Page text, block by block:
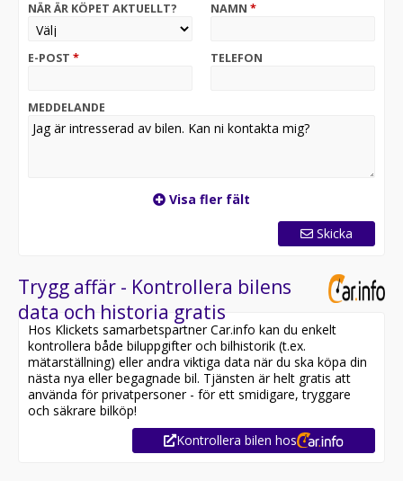
BYTESRÄTT.
önskas.
NÄR ÄR KÖPET AKTUELLT? NAMN *
E-POST * TELEFON
MEDDELANDE
Visa fler fält
Skicka
Trygg affär - Kontrollera bilens
data och historia gratis
Hos Klickets samarbetspartner Car.info kan du enkelt
kontrollera både biluppgifter och bilhistorik (t.ex.
mätarställning) eller andra viktiga data när du ska köpa din
nästa nya eller begagnade bil. Tjänsten är helt gratis att
använda för privatpersoner - för ett smidigare, tryggare
och säkrare bilköp!
Kontrollera bilen hos